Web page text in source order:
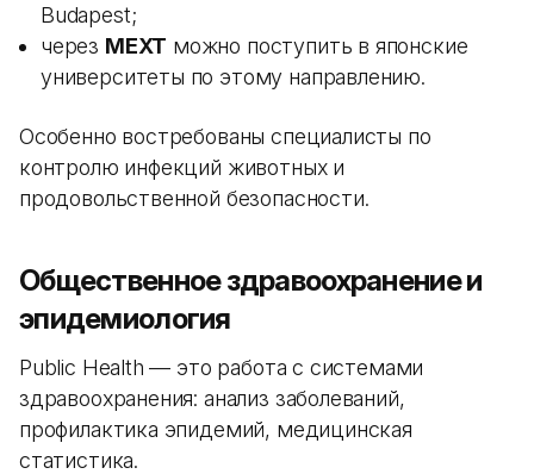
Budapest;
через MEXT можно поступить в японские
университеты по этому направлению.
Особенно востребованы специалисты по
контролю инфекций животных и
продовольственной безопасности.
Общественное здравоохранение и
эпидемиология
Public Health — это работа с системами
здравоохранения: анализ заболеваний,
профилактика эпидемий, медицинская
статистика.